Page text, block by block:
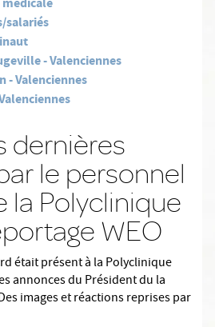
salariés
- Valenciennes
- Valenciennes
dernières
le personnel
la Polyclinique
WEO
était présent à la Polyclinique
annonces du Président du la
images et réactions reprises par